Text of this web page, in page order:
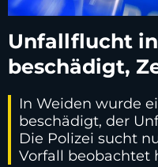
Unfallflucht
beschädigt,
In Weiden wurde
beschädigt, der
Die Polizei sucht
Vorfall beobachtet